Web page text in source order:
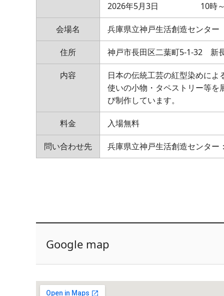
2026年5月3日 10時～
会場名 兵庫県立神戸生活創造センタ
住所 神戸市長田区二葉町5-1-32 新
内容
日本の伝統工芸の紅型染めに
使いの小物・タペストリー等を
び制作しています。
料金 入場無料
問い合わせ先 兵庫県立神戸生活創造センタ
Google map